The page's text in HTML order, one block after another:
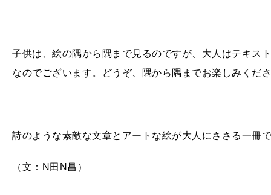
子供は、絵の隅から隅まで見るのですが、大人はテキス
なのでございます。どうぞ、隅から隅までお楽しみくだ
詩のような素敵な文章とアートな絵が大人にささる一冊
（文： N 田 N 昌）